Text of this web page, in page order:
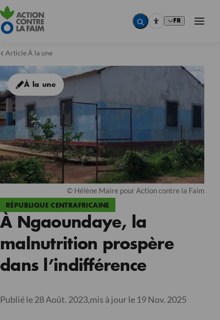
FR
Article À la une
RÉPUBLIQUE CENTRAFRICAINE
À la une
© Hélène Maire pour Action contre la Faim
À Ngaoundaye, la
malnutrition prospère
dans l’indifférence
Publié le 28 Août. 2023,mis à jour le 19 Nov. 2025